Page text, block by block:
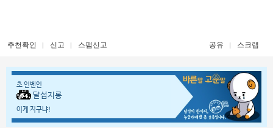
추천확인 신고 스팸신고 공유 스크랩
초 인벤인
달섭지롱
이게 지구냐!